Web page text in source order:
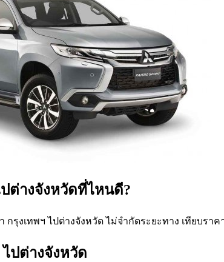
ปต่างจังหวัดที่ไหนดี?
รุงเทพฯ ไปต่างจังหวัด ไม่จำกัดระยะทาง เทียบราค
ไปต่างจังหวัด